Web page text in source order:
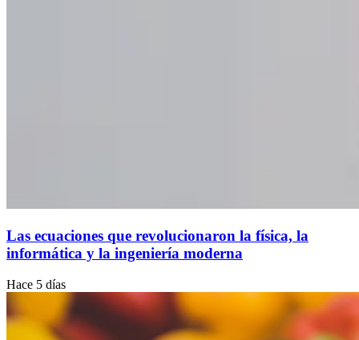
Las ecuaciones que revolucionaron la física, la
informática y la ingeniería moderna
Hace 5 días